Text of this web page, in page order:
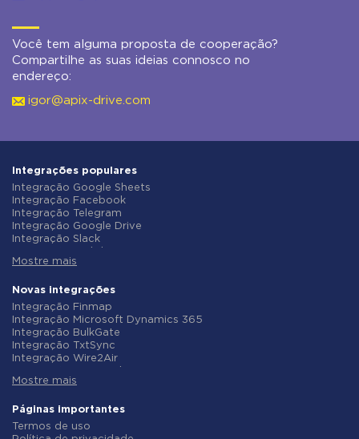
Você tem alguma proposta de cooperação?
Compartilhe as suas ideias connosco no
endereço:
igor@apix-drive.com
Integrações populares
Integração Google Sheets
Integração Facebook
Integração Telegram
Integração Google Drive
Integração Slack
Integração Gmail
Integração ClickUp
Integração Airtable
Integração Google Contacts
Integração OpenAI (ChatGPT)
Integração Instagram
Integração ActiveCampaign
Integração Typeform
Integração Salesforce CRM
Integração Notion
Integração AWeber
Mostre mais
Novas integrações
Integração Finmap
Integração Microsoft Dynamics 365
Integração BulkGate
Integração TxtSync
Integração Wire2Air
Integração Infobip
Integração AtomPark
Integração TXTImpact
Integração Campaign Monitor
Mostre mais
Páginas importantes
Termos de uso